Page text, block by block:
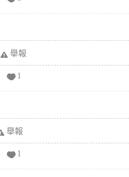
舉報
1
舉報
1